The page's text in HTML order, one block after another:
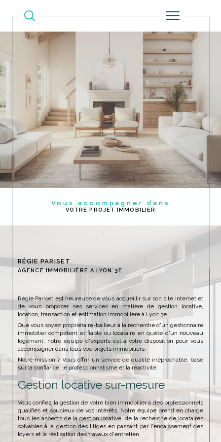
Vous accompagner dans
VOTRE PROJET IMMOBILIER
RÉGIE PARISET
AGENCE IMMOBILIÈRE À LYON 3E
Régie Pariset est heureuse de vous accueillir sur son site internet et
de vous proposer ses services en matière de gestion locative,
location, transaction et estimation immobilière à Lyon 3e.
Que vous soyez propriétaire-bailleur à la recherche d'un gestionnaire
immobilier compétent et fiable ou locataire en quête d'un nouveau
logement, notre équipe d'experts est à votre disposition pour vous
accompagner dans tous vos projets immobiliers.
Notre mission ? Vous offrir un service de qualité irréprochable, basé
sur la confiance, le professionnalisme et la réactivité.
Gestion locative sur-mesure
Vous confiez la gestion de votre bien immobilier à des professionnels
qualifiés et soucieux de vos intérêts. Notre équipe prend en charge
tous les aspects de la gestion locative, de la recherche de locataires
solvables à la gestion des litiges en passant par l'encaissement des
loyers et la réalisation des travaux d'entretien.